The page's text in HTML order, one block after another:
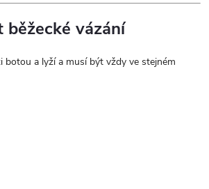
běžecké vázání
botou a lyží a musí být vždy ve stejném